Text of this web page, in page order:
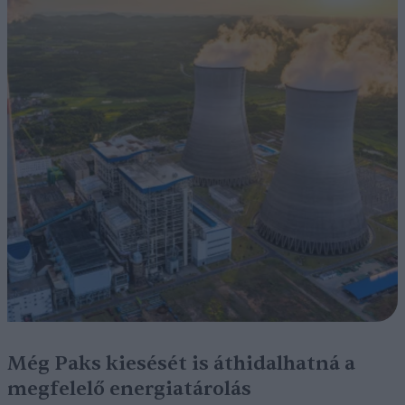
Még Paks kiesését is áthidalhatná a
megfelelő energiatárolás